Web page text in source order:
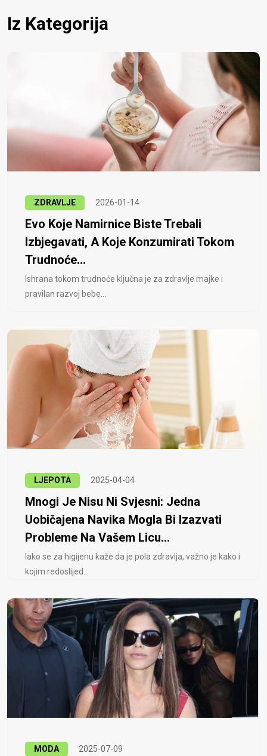
Iz Kategorija
ZDRAVLJE 2026-01-14
Evo Koje Namirnice Biste Trebali
Izbjegavati, A Koje Konzumirati Tokom
Trudnoće...
Ishrana tokom trudnoće ključna je za zdravlje majke i
pravilan razvoj bebe...
LJEPOTA 2025-04-04
Mnogi Je Nisu Ni Svjesni: Jedna
Uobičajena Navika Mogla Bi Izazvati
Probleme Na Vašem Licu...
Iako se za higijenu kaže da je pola zdravlja, važno je kako i
kojim redoslijed..
MODA 2025-07-09